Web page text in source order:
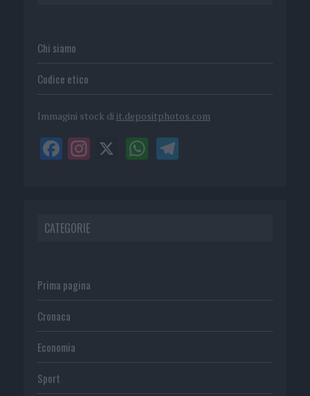
Chi siamo
Codice etico
Immagini stock di it.depositphotos.com
CATEGORIE
Prima pagina
Cronaca
Economia
Sport